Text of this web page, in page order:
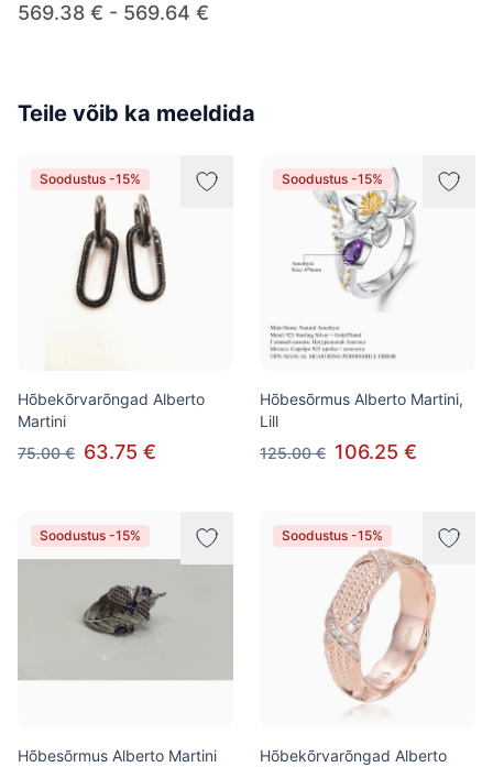
569.38 € - 569.64 €
Teile võib ka meeldida
Soodustus -15%
Hõbekõrvarõngad Alberto
Martini
75.00 € 63.75 €
Soodustus -15%
Hõbesõrmus Alberto Martini,
Lill
125.00 € 106.25 €
Soodustus -15%
Hõbesõrmus Alberto Martini
Soodustus -15%
Hõbekõrvarõngad Alberto